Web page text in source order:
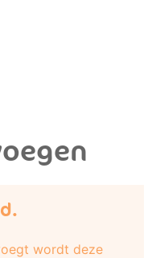
wordt deze